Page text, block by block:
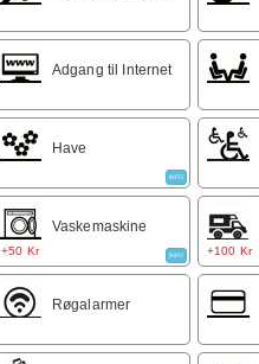
Adgang til Internet
Have
INFO
+50 Kr
Vaskemaskine
INFO +100 Kr
Røgalarmer